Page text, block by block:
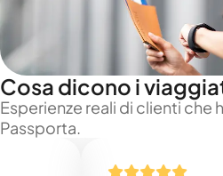
Cosa dicono i
Esperienze reali di clienti che
Passporta.